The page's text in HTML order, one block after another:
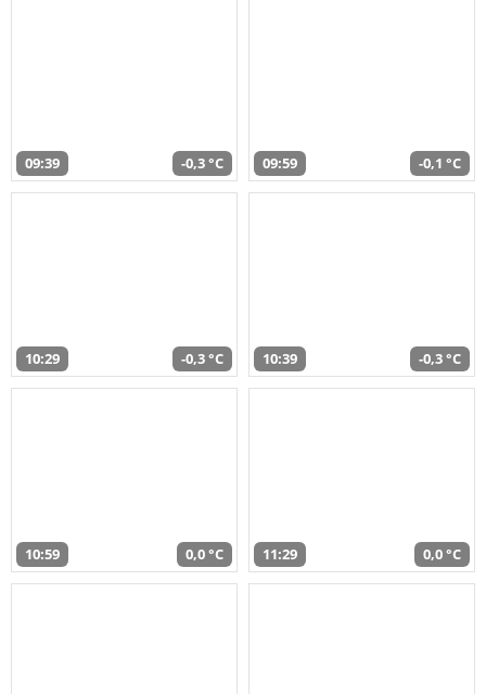
09:39 -0,3 °C 09:59 -0,1 °C
10:29 -0,3 °C 10:39 -0,3 °C
10:59 0,0 °C 11:29 0,0 °C